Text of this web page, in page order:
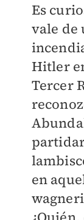
Es
vale de
Hitler
Tercer
en